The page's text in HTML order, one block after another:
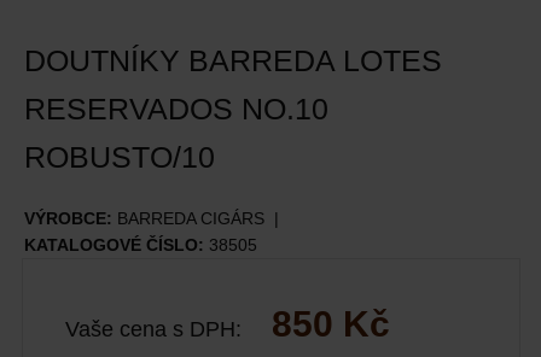
DOUTNÍKY BARREDA LOTES
RESERVADOS NO.10
ROBUSTO/10
VÝROBCE: BARREDA CIGÁRS
KATALOGOVÉ ČÍSLO: 38505
Vaše cena s DPH: 850 Kč